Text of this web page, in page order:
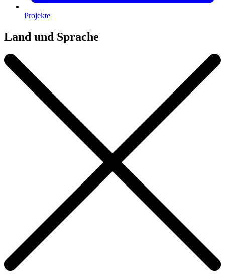
Projekte
Land und Sprache